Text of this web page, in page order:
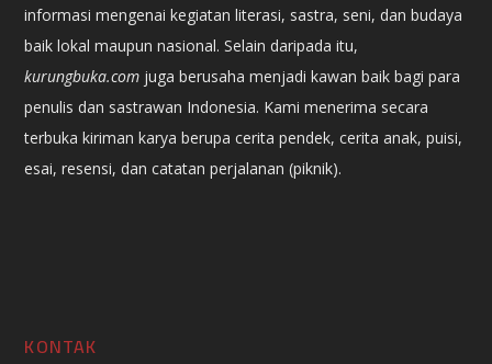
informasi mengenai kegiatan literasi, sastra, seni, dan budaya
baik lokal maupun nasional. Selain daripada itu,
kurungbuka.com juga berusaha menjadi kawan baik bagi para
penulis dan sastrawan Indonesia. Kami menerima secara
terbuka kiriman karya berupa cerita pendek, cerita anak, puisi,
esai, resensi, dan catatan perjalanan (piknik).
KONTAK